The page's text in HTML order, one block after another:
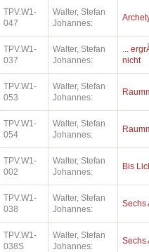
TPV.W1-
047
Walter, Stefan
Johannes:
TPV.W1-
037
Walter, Stefan
Johannes:
...
nicht
TPV.W1-
053
Walter, Stefan
Johannes:
TPV.W1-
054
Walter, Stefan
Johannes:
TPV.W1-
002
Walter, Stefan
Johannes:
Bis
TPV.W1-
038
Walter, Stefan
Johannes:
Sechs
TPV.W1-
038S
Walter, Stefan
Johannes:
Sechs